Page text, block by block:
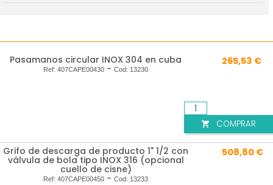
Pasamanos circular INOX 304 en cuba
Ref: 407CAPE00430 - Cod: 13230
265,53 €
 COMPRAR
Grifo de descarga de producto 1" 1/2 con
válvula de bola tipo INOX 316 (opcional
cuello de cisne)
Ref: 407CAPE00450 - Cod: 13233
508,80 €